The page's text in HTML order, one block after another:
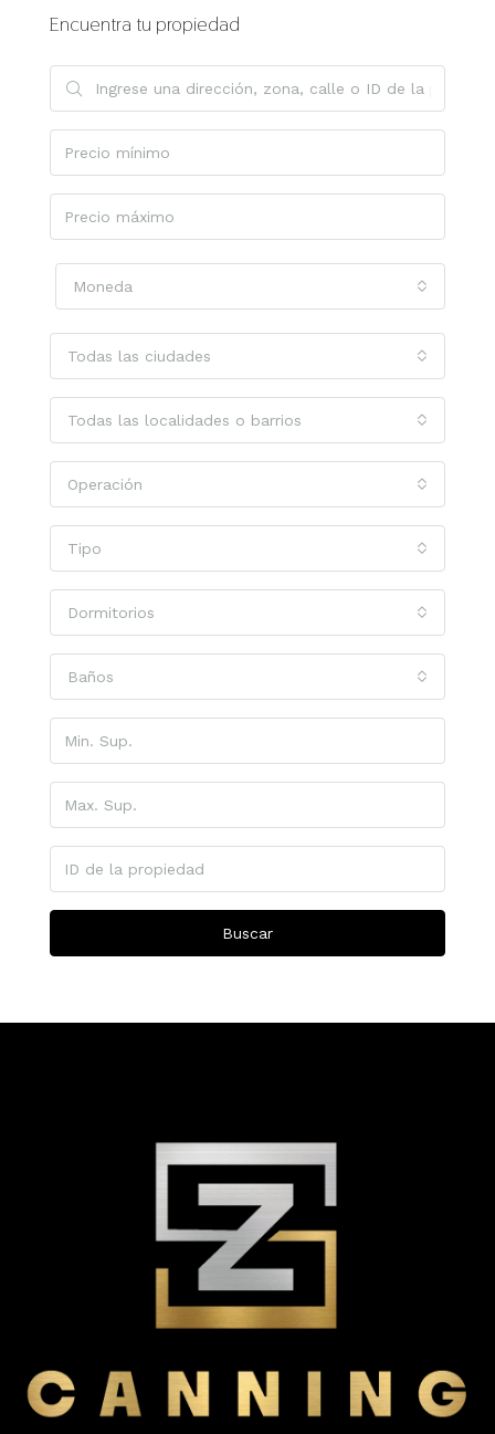
Encuentra tu propiedad
Moneda
Todas las ciudades
Todas las localidades o barrios
Operación
Tipo
Dormitorios
Baños
Buscar